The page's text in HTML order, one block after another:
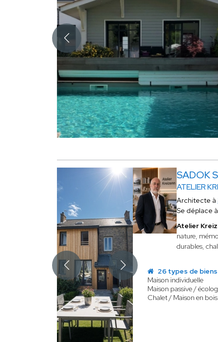
SADOK
ATELIER
Architecte à
Se déplace
Atelier
nature,
durables,
26 types de biens
Maison individuelle
Maison passive /
Chalet / Maison en bois